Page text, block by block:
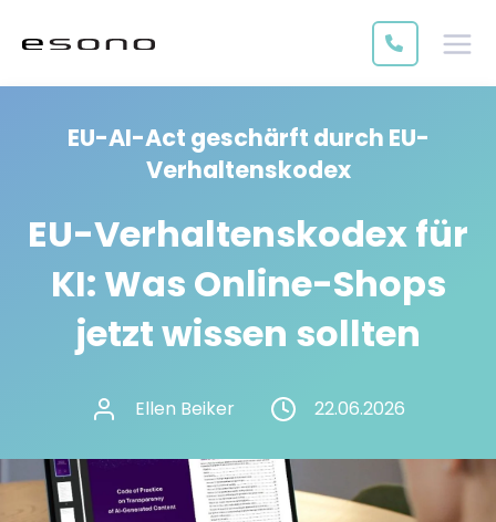
EU-AI-Act geschärft durch EU-
Verhaltenskodex
EU-Verhaltenskodex für
KI: Was Online-Shops
jetzt wissen sollten
Ellen Beiker 22.06.2026